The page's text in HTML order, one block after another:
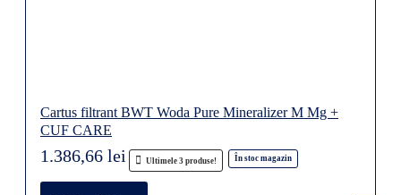
Cartus filtrant BWT Woda Pure Mineralizer M Mg +
CUF CARE
Ultimele 3 produse! În stoc magazin
1.386,66 lei